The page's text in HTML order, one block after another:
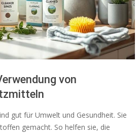
von
gut für Umwelt und Gesundheit. Sie
gemacht. So helfen sie, die